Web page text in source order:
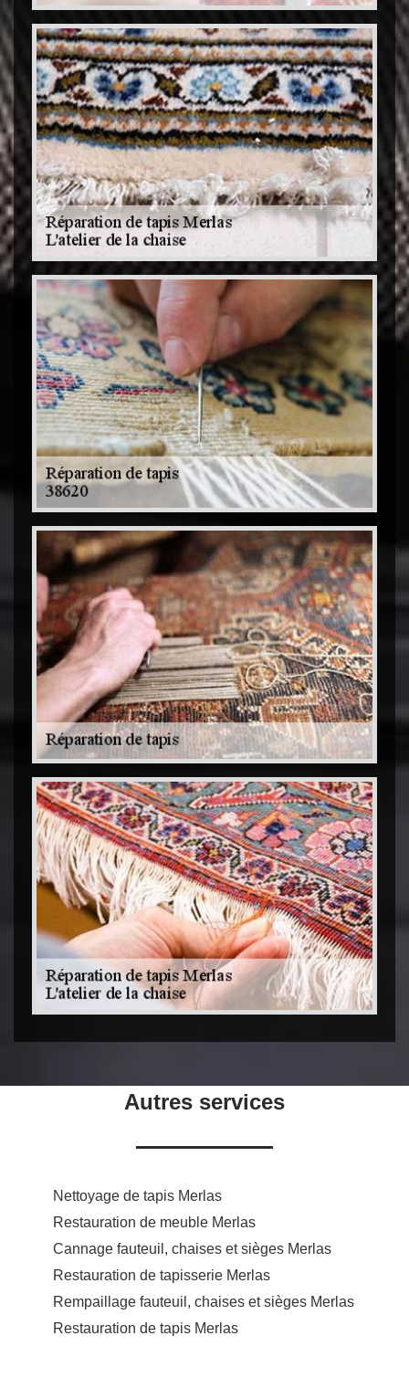
Autres services
Nettoyage de tapis Merlas
Restauration de meuble Merlas
Cannage fauteuil, chaises et sièges Merlas
Restauration de tapisserie Merlas
Rempaillage fauteuil, chaises et sièges Merlas
Restauration de tapis Merlas